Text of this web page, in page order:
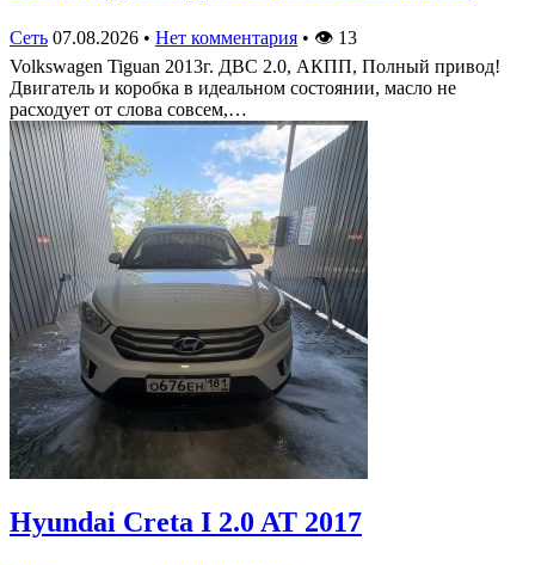
Сеть 07.08.2026 • Нет комментария • 👁 13
Volkswagen Tiguan 2013г. ДВС 2.0, АКПП, Полный привод!
Двигатель и коробка в идеальном состоянии, масло не
расходует от слова совсем,…
Hyundai Creta I 2.0 AT 2017